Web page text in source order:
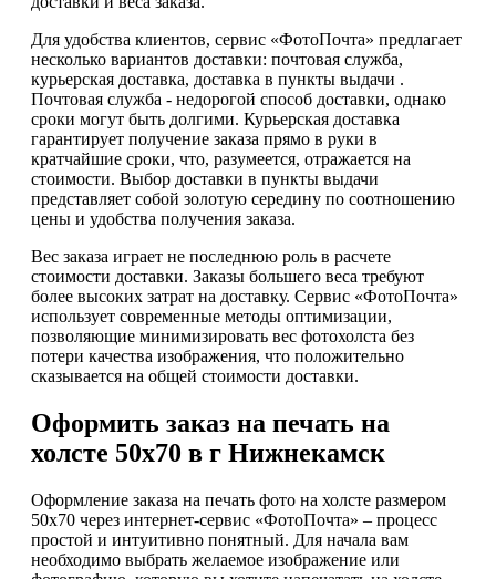
Для удобства клиентов, сервис «ФотоПочта» предлагает
несколько вариантов доставки: почтовая служба,
курьерская доставка, доставка в пункты выдачи .
Почтовая служба - недорогой способ доставки, однако
сроки могут быть долгими. Курьерская доставка
гарантирует получение заказа прямо в руки в
кратчайшие сроки, что, разумеется, отражается на
стоимости. Выбор доставки в пункты выдачи
представляет собой золотую середину по соотношению
цены и удобства получения заказа.
Вес заказа играет не последнюю роль в расчете
стоимости доставки. Заказы большего веса требуют
более высоких затрат на доставку. Сервис «ФотоПочта»
использует современные методы оптимизации,
позволяющие минимизировать вес фотохолста без
потери качества изображения, что положительно
сказывается на общей стоимости доставки.
Оформить заказ на печать на
холсте 50х70 в г Нижнекамск
Оформление заказа на печать фото на холсте размером
50х70 через интернет-сервис «ФотоПочта» – процесс
простой и интуитивно понятный. Для начала вам
необходимо выбрать желаемое изображение или